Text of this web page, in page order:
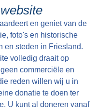
door den Koper
en geniet van de
foto's en historische
en steden in Friesland.
volledig draait op
commerciële en
reden willen wij u in
donatie te doen ter
U kunt al doneren vanaf